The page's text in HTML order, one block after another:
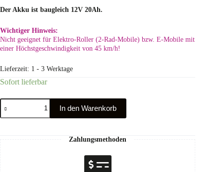
Der Akku ist baugleich 12V 20Ah.
Wichtiger Hinweis:
Nicht geeignet für Elektro-Roller (2-Rad-Mobile) bzw. E-Mobile mit
einer Höchstgeschwindigkeit von 45 km/h!
Lieferzeit: 1 - 3 Werktage
Sofort lieferbar
In den Warenkorb
Zahlungsmethoden